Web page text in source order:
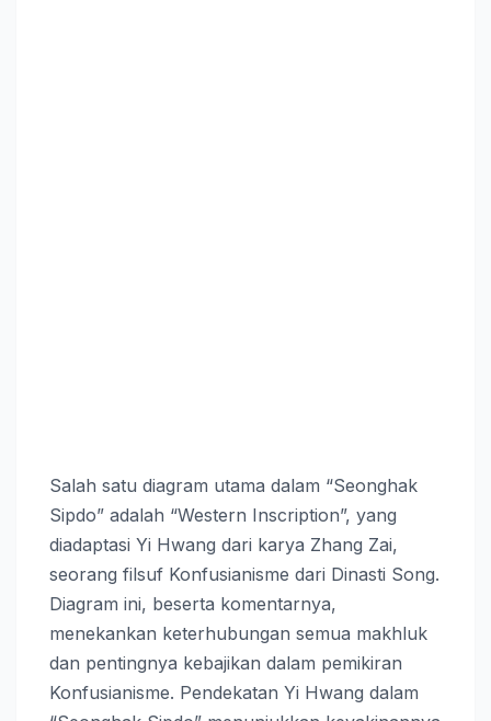
Salah satu diagram utama dalam “Seonghak
Sipdo” adalah “Western Inscription”, yang
diadaptasi Yi Hwang dari karya Zhang Zai,
seorang filsuf Konfusianisme dari Dinasti Song.
Diagram ini, beserta komentarnya,
menekankan keterhubungan semua makhluk
dan pentingnya kebajikan dalam pemikiran
Konfusianisme. Pendekatan Yi Hwang dalam